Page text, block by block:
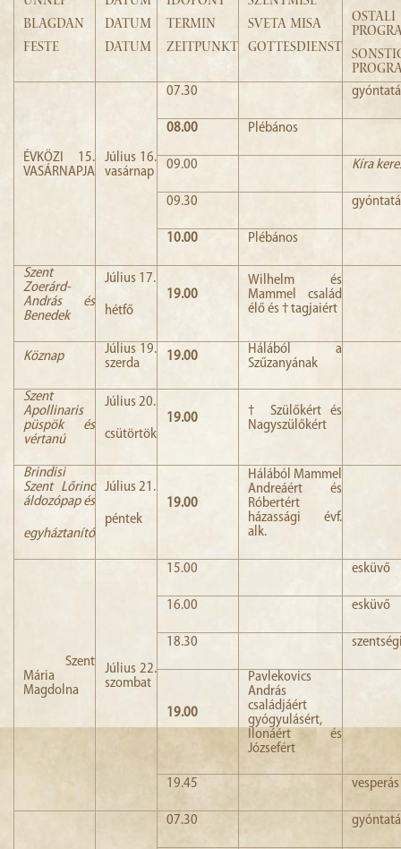
BLAGDAN
FESTE
DATUM
DATUM
TERMIN
ZEITPUNKT
SVETA MISA
GOTTESDIENST
OSTALI
ÉVKÖZI 15.
VASÁRNAPJA
Július 16.
vasárnap
07.30
08.00 Plébános
09.00 Kíra
09.30
10.00 Plébános
Szent
Zoerárd-
András és
Benedek
Július 17.
hétfő
19.00
Wilhelm és
Mammel család
élő és † tagjaiért
Köznap
Július 19.
szerda
19.00
Hálából a
Szűzanyának
Szent
Apollinaris
püspök és
vértanú
Július 20.
csütörtök
19.00
† Szülőkért és
Nagyszülőkért
Brindisi
Szent Lőrinc
áldozópap és
egyháztanító
Július 21.
péntek
19.00
Hálából Mammel
Andreáért és
Róbertért
házassági évf.
alk.
Szent
Mária
Magdolna
Július 22.
szombat
15.00 esküvő
16.00 esküvő
18.30
19.00
Pavlekovics
András
családjáért
gyógyulásért,
Ilonáért és
Józsefért
19.45 vesperás
07.30